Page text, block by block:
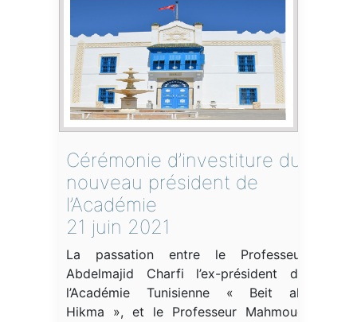
Cérémonie d’investiture du
nouveau président de
l’Académie
21 juin 2021
La passation entre le Professeur
Abdelmajid Charfi l’ex-président de
l’Académie Tunisienne « Beit al-
Hikma », et le Professeur Mahmoud